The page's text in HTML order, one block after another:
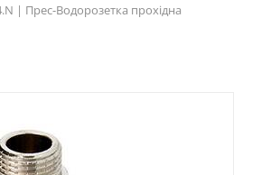
| Прес-Водорозетка прохідна